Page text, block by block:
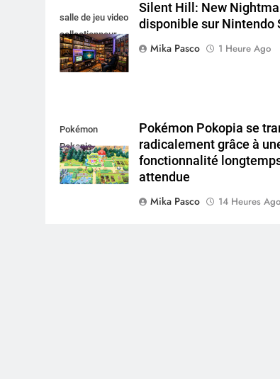
salle de jeu video
collectionneur
Silent Hill: New
disponible sur Nintendo
Mika Pasco
1 Heure Ago
Pokémon
Pokopia
Pokémon Pokopia se
radicalement grâce à
fonctionnalité
attendue
Mika Pasco
14 Heures Ago